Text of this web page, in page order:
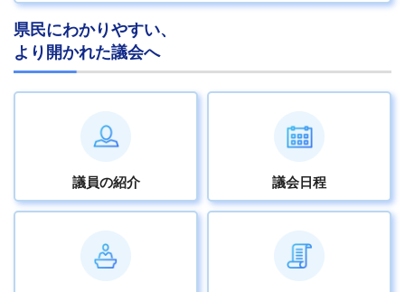
県民にわかりやすい、
より開かれた議会へ
議員の紹介 議会日程